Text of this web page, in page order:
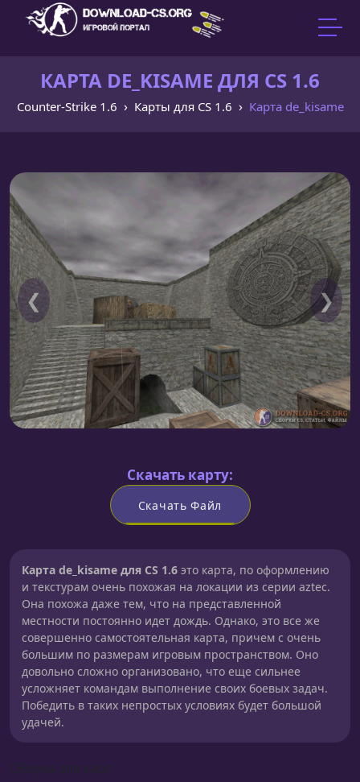
КАРТА DE_KISAME ДЛЯ CS 1.6
Counter-Strike 1.6 Карты для CS 1.6 Карта de_kisame
❮ ❯
Скачать карту:
Скачать Файл
Карта de_kisame для CS 1.6 это карта, по оформлению
и текстурам очень похожая на локации из серии aztec.
Она похожа даже тем, что на представленной
местности постоянно идет дождь. Однако, это все же
совершенно самостоятельная карта, причем с очень
большим по размерам игровым пространством. Оно
довольно сложно организовано, что еще сильнее
усложняет командам выполнение своих боевых задач.
Победить в таких непростых условиях будет большой
удачей.